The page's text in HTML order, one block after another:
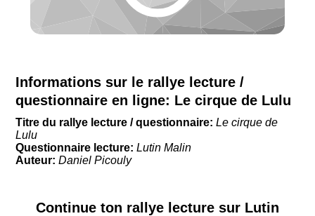
Informations sur le rallye lecture /
questionnaire en ligne: Le cirque de Lulu
Titre du rallye lecture / questionnaire:Le cirque de
Lulu
Questionnaire lecture:Lutin Malin
Auteur:Daniel Picouly
Continue ton rallye lecture sur Lutin